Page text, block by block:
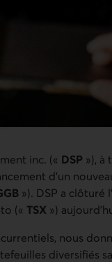
inc. (« DSP »), à
d’un
»). DSP a clôturé
(« TSX »)
nous
diversifiés